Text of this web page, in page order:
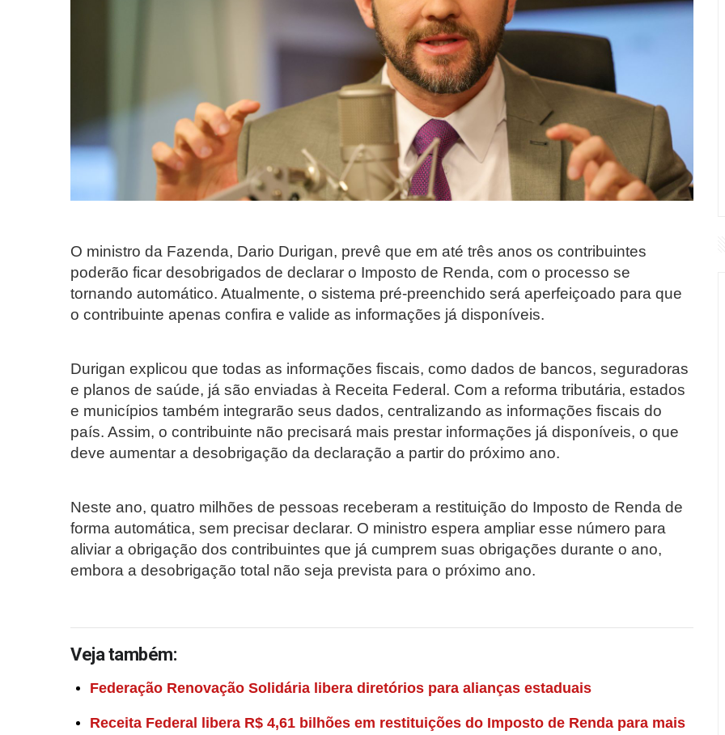
O ministro da Fazenda, Dario Durigan, prevê que em até três anos os contribuintes
poderão ficar desobrigados de declarar o Imposto de Renda, com o processo se
tornando automático. Atualmente, o sistema pré-preenchido será aperfeiçoado para que
o contribuinte apenas confira e valide as informações já disponíveis.
Durigan explicou que todas as informações fiscais, como dados de bancos, seguradoras
e planos de saúde, já são enviadas à Receita Federal. Com a reforma tributária, estados
e municípios também integrarão seus dados, centralizando as informações fiscais do
país. Assim, o contribuinte não precisará mais prestar informações já disponíveis, o que
deve aumentar a desobrigação da declaração a partir do próximo ano.
Neste ano, quatro milhões de pessoas receberam a restituição do Imposto de Renda de
forma automática, sem precisar declarar. O ministro espera ampliar esse número para
aliviar a obrigação dos contribuintes que já cumprem suas obrigações durante o ano,
embora a desobrigação total não seja prevista para o próximo ano.
Veja também:
Federação Renovação Solidária libera diretórios para alianças estaduais
Receita Federal libera R$ 4,61 bilhões em restituições do Imposto de Renda para mais